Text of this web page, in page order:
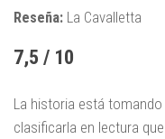
Reseña: La Cavalletta
7,5 / 10
La historia está
clasificarla en lectura